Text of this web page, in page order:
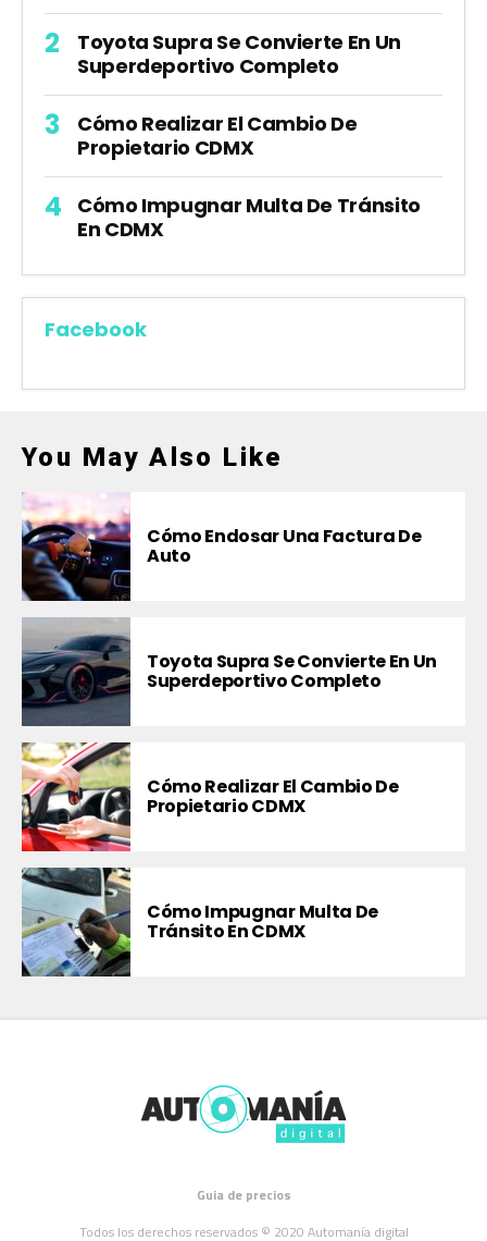
Toyota Supra Se Convierte En Un
Superdeportivo Completo
Cómo Realizar El Cambio De
Propietario CDMX
Cómo Impugnar Multa De Tránsito
En CDMX
Facebook
You May Also Like
Cómo Endosar Una Factura De
Auto
Toyota Supra Se Convierte En Un
Superdeportivo Completo
Cómo Realizar El Cambio De
Propietario CDMX
Cómo Impugnar Multa De
Tránsito En CDMX
Guia de precios
Todos los derechos reservados © 2020 Automanía digital